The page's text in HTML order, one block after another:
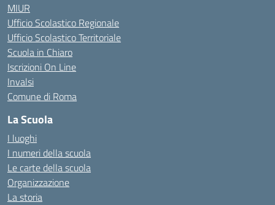
MIUR
Ufficio Scolastico Regionale
Ufficio Scolastico Territoriale
Scuola in Chiaro
Iscrizioni On Line
Invalsi
Comune di Roma
La Scuola
I luoghi
I numeri della scuola
Le carte della scuola
Organizzazione
La storia